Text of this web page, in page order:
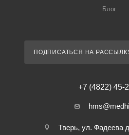
Блог
ПОДПИСАТЬСЯ НА
+7 (4822) 45-
Тверь, ул. Фадеева